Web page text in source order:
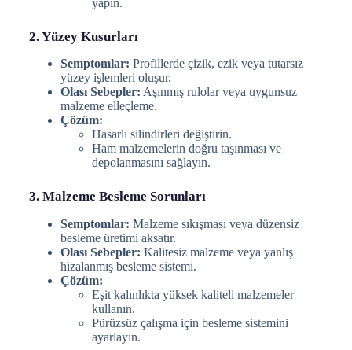
yapın.
2. Yüzey Kusurları
Semptomlar: Profillerde çizik, ezik veya tutarsız
yüzey işlemleri oluşur.
Olası Sebepler: Aşınmış rulolar veya uygunsuz
malzeme elleçleme.
Çözüm:
Hasarlı silindirleri değiştirin.
Ham malzemelerin doğru taşınması ve
depolanmasını sağlayın.
3. Malzeme Besleme Sorunları
Semptomlar: Malzeme sıkışması veya düzensiz
besleme üretimi aksatır.
Olası Sebepler: Kalitesiz malzeme veya yanlış
hizalanmış besleme sistemi.
Çözüm:
Eşit kalınlıkta yüksek kaliteli malzemeler
kullanın.
Pürüzsüz çalışma için besleme sistemini
ayarlayın.